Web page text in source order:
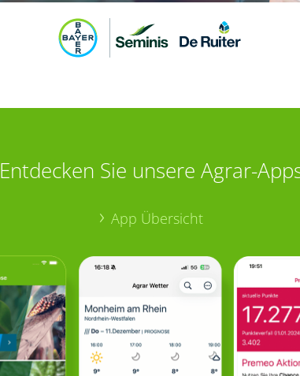
Entdecken Sie unsere Agrar-
App Übersicht